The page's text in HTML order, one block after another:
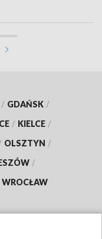
/ GDAŃSK /
/ KIELCE /
OLSZTYN /
/
WROCŁAW